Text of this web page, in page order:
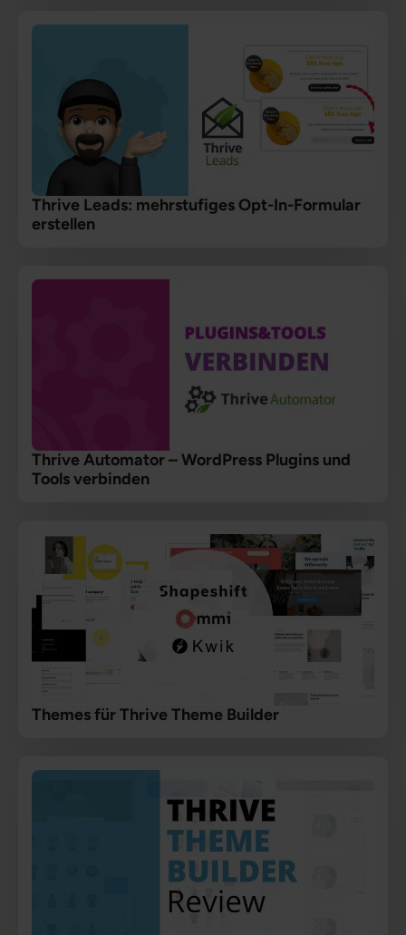
Thrive Leads: mehrstufiges Opt-In-Formular
erstellen
Thrive Automator – WordPress Plugins und
Tools verbinden
Themes für Thrive Theme Builder